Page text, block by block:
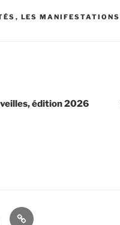
, LES MANIFESTATIONS
édition 2026